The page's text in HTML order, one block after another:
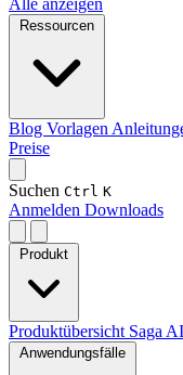
Alle anzeigen
Blog Vorlagen
Preise
Suchen Ctrl K
Anmelden Downloads
Produktübersicht Saga AI